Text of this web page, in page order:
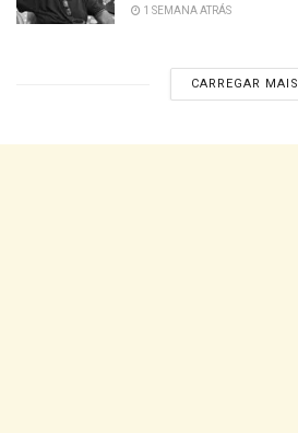
1 SEMANA ATRÁS
CARREGAR MAIS